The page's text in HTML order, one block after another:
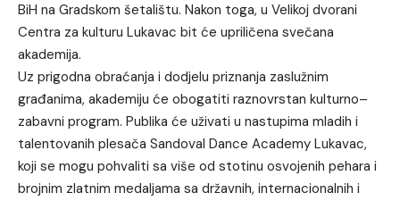
BiH na Gradskom šetalištu. Nakon toga, u Velikoj dvorani
Centra za kulturu Lukavac bit će upriličena svečana
akademija.
Uz prigodna obraćanja i dodjelu priznanja zaslužnim
građanima, akademiju će obogatiti raznovrstan kulturno–
zabavni program. Publika će uživati u nastupima mladih i
talentovanih plesača Sandoval Dance Academy Lukavac,
koji se mogu pohvaliti sa više od stotinu osvojenih pehara i
brojnim zlatnim medaljama sa državnih, internacionalnih i